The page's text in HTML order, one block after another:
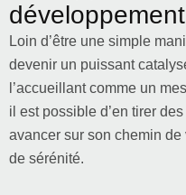
Loin d’être une simple
devenir un puissant
l’accueillant comme un
il est possible d’en tirer
avancer sur son chemin
de sérénité.